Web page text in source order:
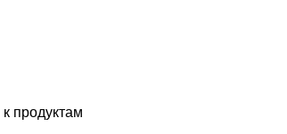
продуктам